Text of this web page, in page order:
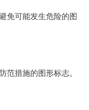
免可能发生危险的图
范措施的图形标志。